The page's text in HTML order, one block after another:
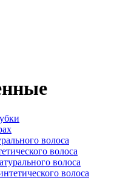
волоса
волоса
волоса
волоса